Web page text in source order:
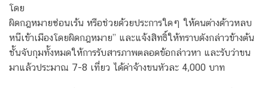
โดย
ผิดกฎหมายซ่อนเร้น หรือช่วยด้วยประการใดๆ ให้คนต่างด้าวหลบ
หนีเข้าเมืองโดยผิดกฎหมาย” และแจ้งสิทธิ์ให้ทราบดังกล่าวข้างต้น
ชั้นจับกุมทั้งหมดให้การรับสารภาพตลอดข้อกล่าวหา และรับว่าขน
มาแล้วประมาณ 7-8 เที่ยว ได้ค่าจ้างขนหัวละ 4,000 บาท